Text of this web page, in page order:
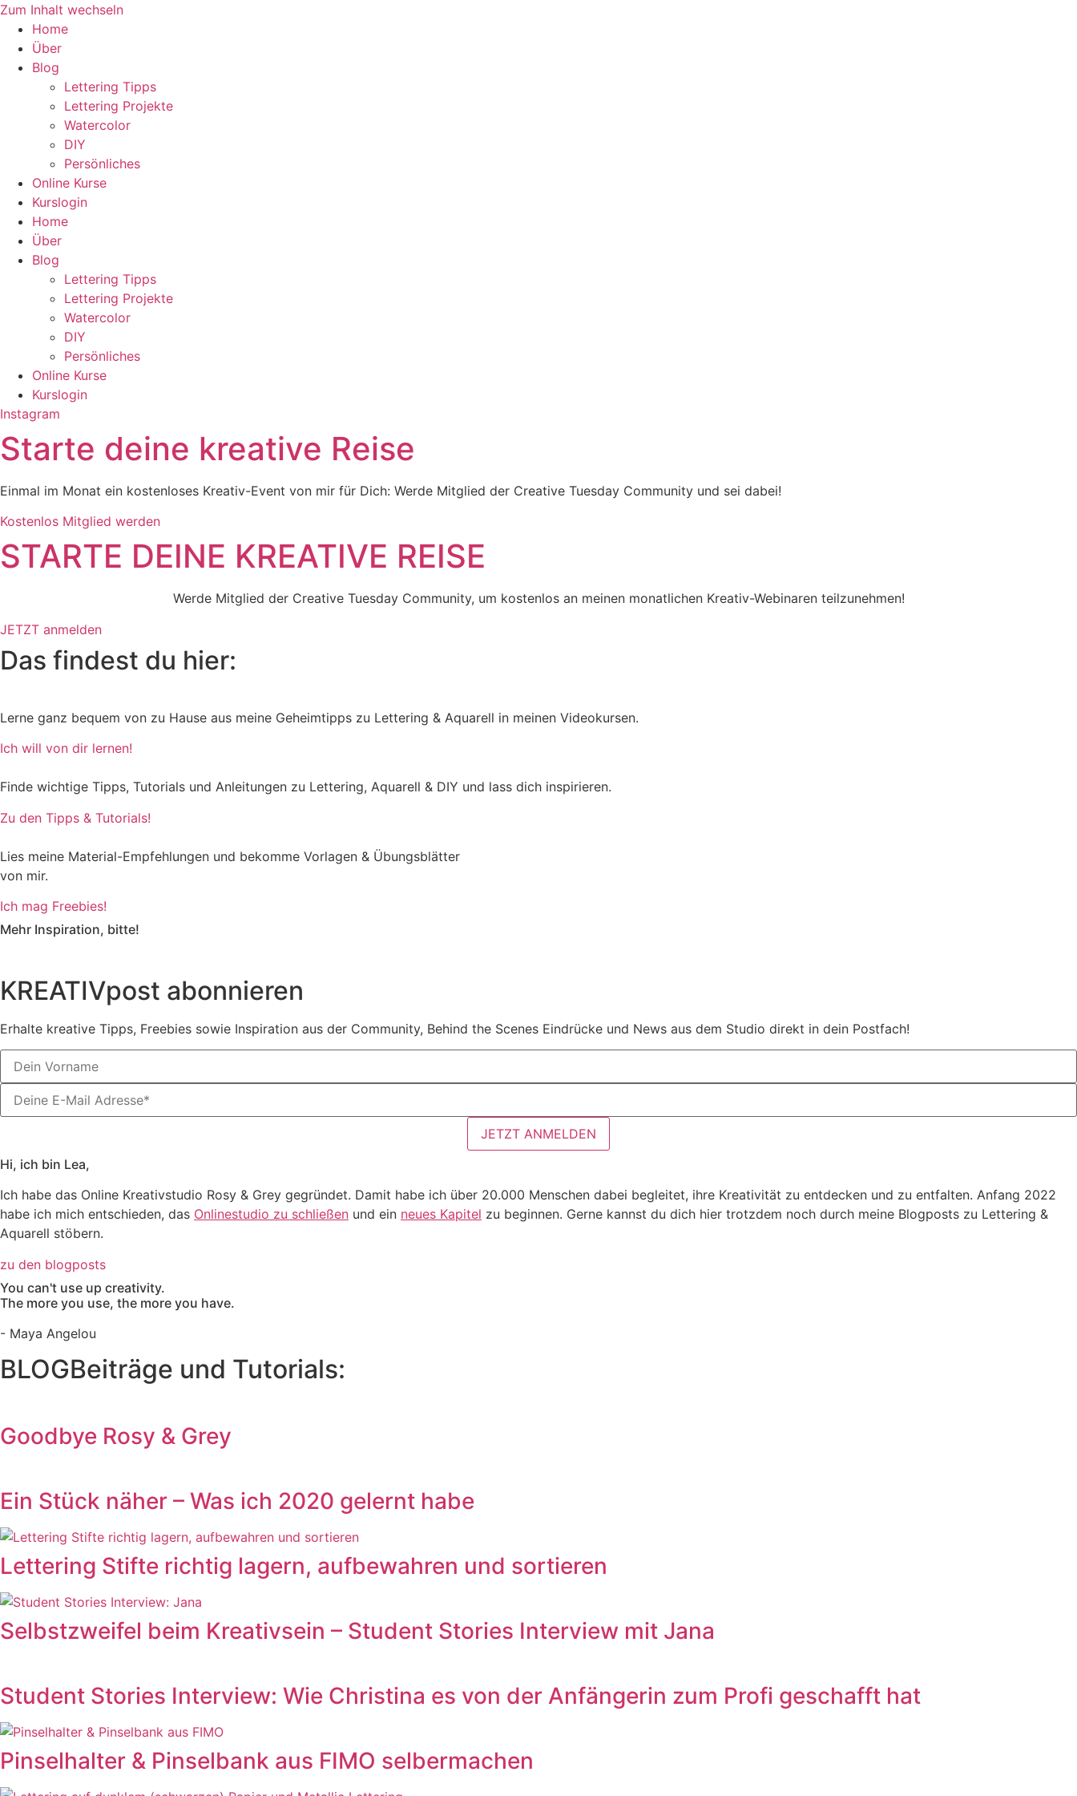
Zum Inhalt wechseln
Home
Über
Blog
Lettering Tipps
Lettering Projekte
Watercolor
DIY
Persönliches
Online Kurse
Kurslogin
Home
Über
Blog
Lettering Tipps
Lettering Projekte
Watercolor
DIY
Persönliches
Online Kurse
Kurslogin
Instagram
Starte deine kreative Reise
Einmal im Monat ein kostenloses Kreativ-Event von mir für Dich: Werde Mitglied der Creative Tuesday Community und sei dabei!
Kostenlos Mitglied werden
STARTE DEINE KREATIVE REISE
Werde Mitglied der Creative Tuesday Community, um kostenlos an meinen monatlichen Kreativ-Webinaren teilzunehmen!
JETZT anmelden
Das findest du hier:
Lerne ganz bequem von zu Hause aus meine Geheimtipps zu Lettering & Aquarell in meinen Videokursen.
Ich will von dir lernen!
Finde wichtige Tipps, Tutorials und Anleitungen zu Lettering, Aquarell & DIY und lass dich inspirieren.
Zu den Tipps & Tutorials!
Lies meine Material-Empfehlungen und bekomme Vorlagen & Übungsblätter
von mir.
Ich mag Freebies!
Mehr Inspiration, bitte!
KREATIVpost abonnieren
Erhalte kreative Tipps, Freebies sowie Inspiration aus der Community, Behind the Scenes Eindrücke und News aus dem Studio direkt in dein Postfach!
JETZT ANMELDEN
Hi, ich bin Lea,
Ich habe das Online Kreativstudio Rosy & Grey gegründet. Damit habe ich über 20.000 Menschen dabei begleitet, ihre Kreativität zu entdecken und zu entfalten. Anfang 2022
habe ich mich entschieden, das Onlinestudio zu schließen und ein neues Kapitel zu beginnen. Gerne kannst du dich hier trotzdem noch durch meine Blogposts zu Lettering &
Aquarell stöbern.
zu den blogposts
You can't use up creativity.
The more you use, the more you have.
- Maya Angelou
BLOGBeiträge und Tutorials:
Goodbye Rosy & Grey
Ein Stück näher – Was ich 2020 gelernt habe
Lettering Stifte richtig lagern, aufbewahren und sortieren
Selbstzweifel beim Kreativsein – Student Stories Interview mit Jana
Student Stories Interview: Wie Christina es von der Anfängerin zum Profi geschafft hat
Pinselhalter & Pinselbank aus FIMO selbermachen